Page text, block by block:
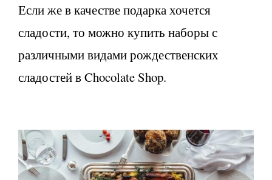
Если же в качестве подарка хочется
сладости, то можно купить наборы с
различными видами рождественских
сладостей в Chocolate Shop.